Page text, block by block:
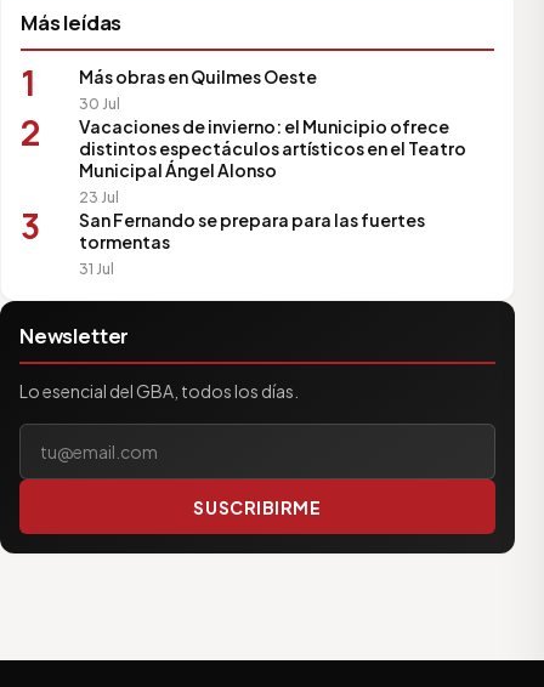
Más leídas
1 Más obras en Quilmes Oeste
30 Jul
2
Vacaciones de invierno: el Municipio ofrece
distintos espectáculos artísticos en el Teatro
Municipal Ángel Alonso
23 Jul
3
San Fernando se prepara para las fuertes
tormentas
31 Jul
Newsletter
Lo esencial del GBA, todos los días.
SUSCRIBIRME